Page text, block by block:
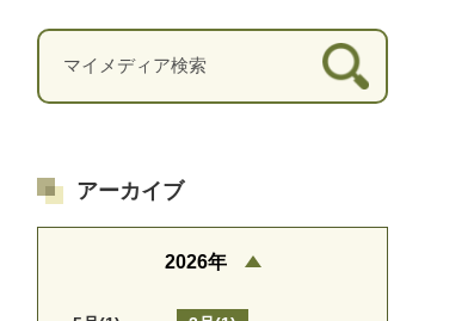
アーカイブ
2026年